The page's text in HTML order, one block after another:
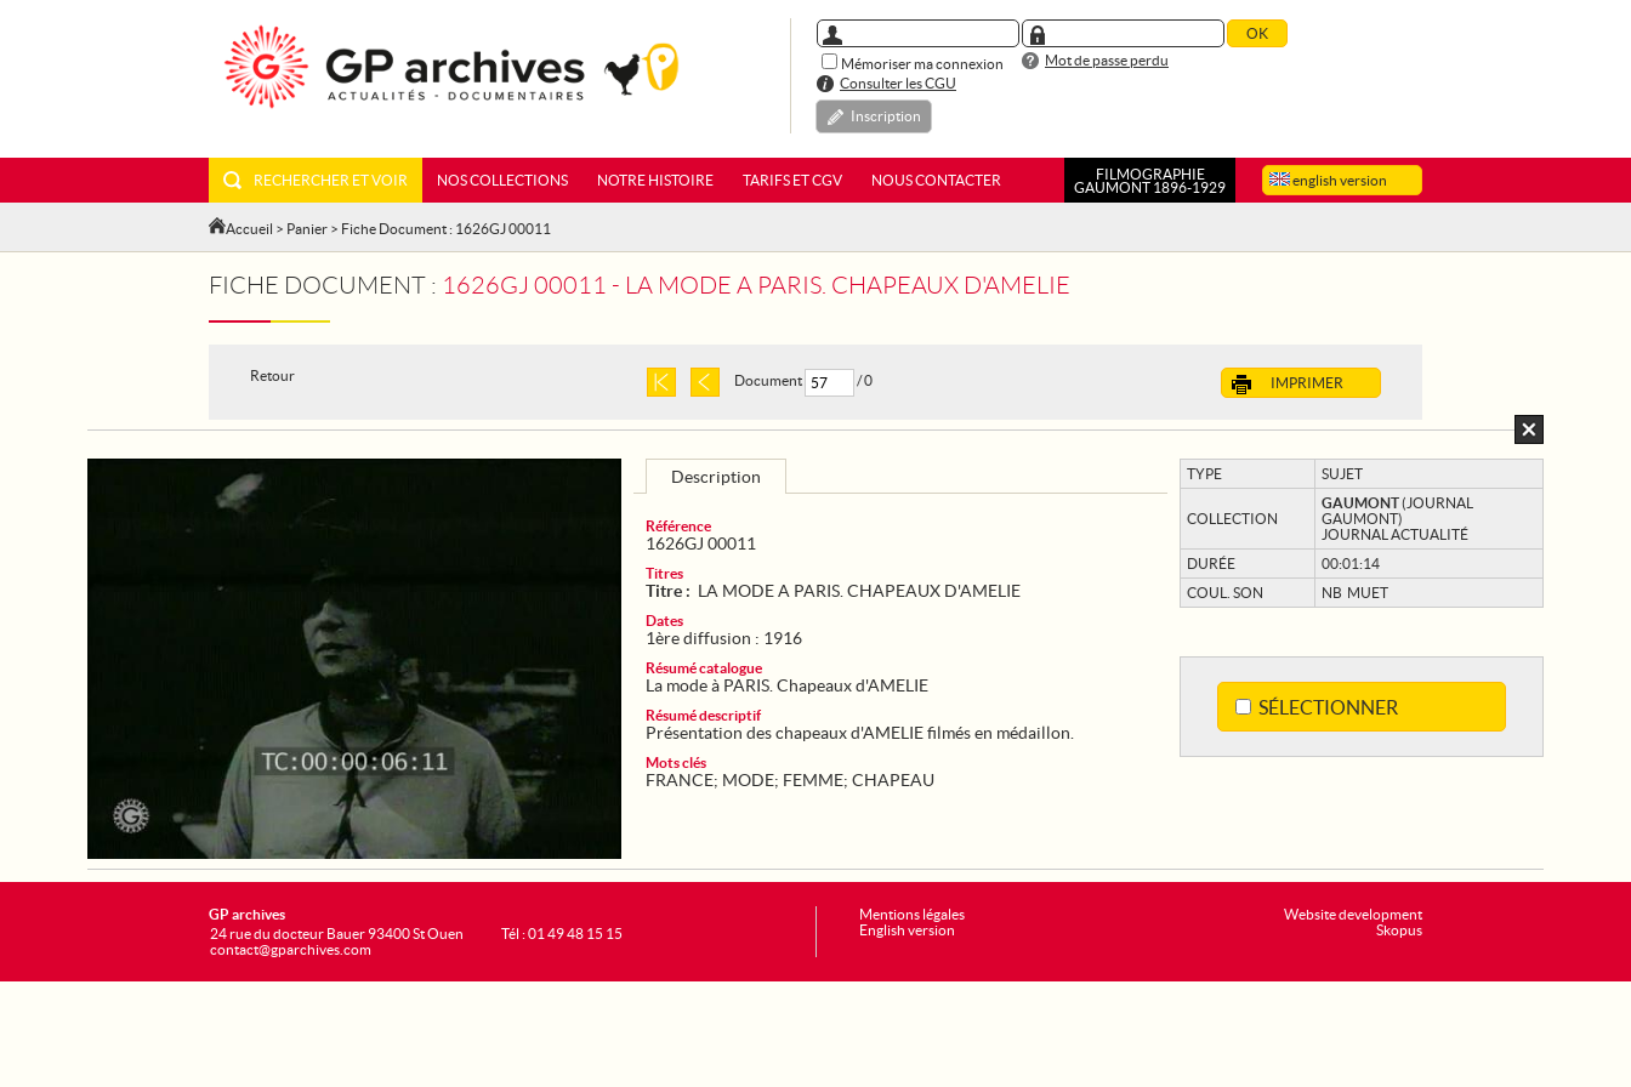
Mémoriser ma connexion
Mot de passe perdu
Consulter les CGU
Inscription
english version
RECHERCHER ET VOIR NOS COLLECTIONS NOTRE HISTOIRE TARIFS ET CGV NOUS CONTACTER
FILMOGRAPHIE
GAUMONT 1896-1929
Accueil > Panier > Fiche Document : 1626GJ 00011
FICHE DOCUMENT : 1626GJ 00011 - LA MODE A PARIS. CHAPEAUX D'AMELIE
Retour IMPRIMER
Document / 0
TYPE SUJET
COLLECTION
GAUMONT(JOURNAL
GAUMONT)
JOURNAL ACTUALITÉ
DURÉE
00:01:14
COUL. SON
NB MUET
SÉLECTIONNER
Description
Référence
1626GJ 00011
Titres
Titre : LA MODE A PARIS. CHAPEAUX D'AMELIE
Dates
1ère diffusion : 1916
Résumé catalogue
La mode à PARIS. Chapeaux d'AMELIE
Résumé descriptif
Présentation des chapeaux d'AMELIE filmés en médaillon.
Mots clés
FRANCE; MODE; FEMME; CHAPEAU
Website development
Skopus
GP archives
24 rue du docteur Bauer 93400 St Ouen
contact@gparchives.com
Tél : 01 49 48 15 15
Mentions légales
English version